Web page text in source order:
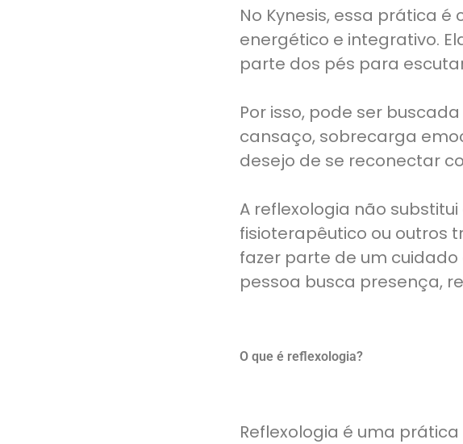
No Kynesis, essa prática
energético e integrativo.
parte dos pés para
Por isso, pode ser
cansaço, sobrecarga
desejo de se reconectar
A reflexologia não
fisioterapêutico ou outros
fazer parte de um
pessoa busca presença,
O que é reflexologia?
Reflexologia é uma